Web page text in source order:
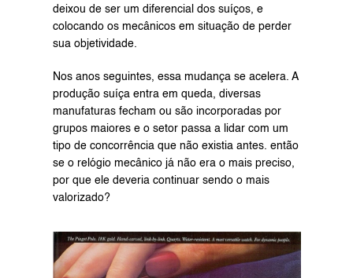
deixou de ser um diferencial dos suíços, e
colocando os mecânicos em situação de perder
sua objetividade.
Nos anos seguintes, essa mudança se acelera. A
produção suíça entra em queda, diversas
manufaturas fecham ou são incorporadas por
grupos maiores e o setor passa a lidar com um
tipo de concorrência que não existia antes. então
se o relógio mecânico já não era o mais preciso,
por que ele deveria continuar sendo o mais
valorizado?